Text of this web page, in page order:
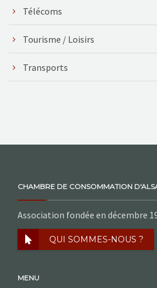
Télécoms
Tourisme / Loisirs
Transports
CHAMBRE DE CONSOMMATION
Association fondée en décembre
QUI SOMMES-NOUS ?
MENU